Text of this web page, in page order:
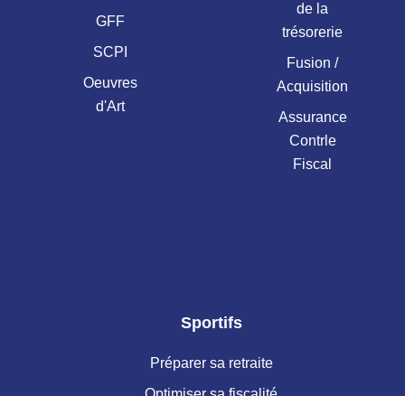
GFF
SCPI
Oeuvres
d'Art
de la
trésorerie
Fusion /
Acquisition
Assurance
Contrle
Fiscal
Sportifs
Préparer sa retraite